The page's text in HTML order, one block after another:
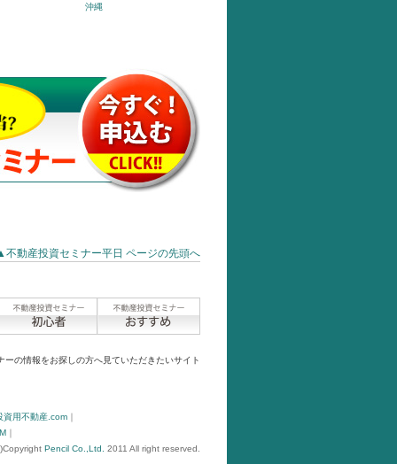
沖縄
動産投資セミナー平日 ページの先頭へ
ーの情報をお探しの方へ見ていただきたいサイト
資用不動産.com ｜
｜
Pencil Co.,Ltd. 2011 All right reserved.